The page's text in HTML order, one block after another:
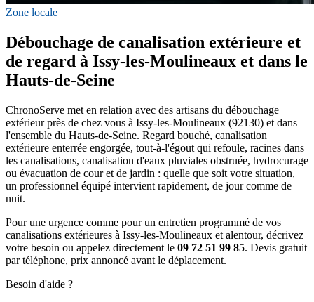
Zone locale
Débouchage de canalisation extérieure et
de regard à Issy-les-Moulineaux et dans le
Hauts-de-Seine
ChronoServe met en relation avec des artisans du débouchage
extérieur près de chez vous à Issy-les-Moulineaux (92130) et dans
l'ensemble du Hauts-de-Seine. Regard bouché, canalisation
extérieure enterrée engorgée, tout-à-l'égout qui refoule, racines dans
les canalisations, canalisation d'eaux pluviales obstruée, hydrocurage
ou évacuation de cour et de jardin : quelle que soit votre situation,
un professionnel équipé intervient rapidement, de jour comme de
nuit.
Pour une urgence comme pour un entretien programmé de vos
canalisations extérieures à Issy-les-Moulineaux et alentour, décrivez
votre besoin ou appelez directement le 09 72 51 99 85. Devis gratuit
par téléphone, prix annoncé avant le déplacement.
Besoin d'aide ?